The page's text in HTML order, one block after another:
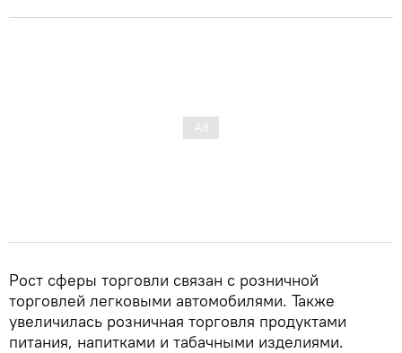
Рост сферы торговли связан с розничной
торговлей легковыми автомобилями. Также
увеличилась розничная торговля продуктами
питания, напитками и табачными изделиями.